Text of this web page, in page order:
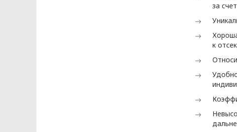
за
к
1.1. Настоящая политика в отношении
определяет цели, принципы, способы,
данных, которые обрабатываются в
1.2. Политика в отношении
Беларусь, регулирующего область
1.3. Локальные правовые акты по
Политики в отношении персональных